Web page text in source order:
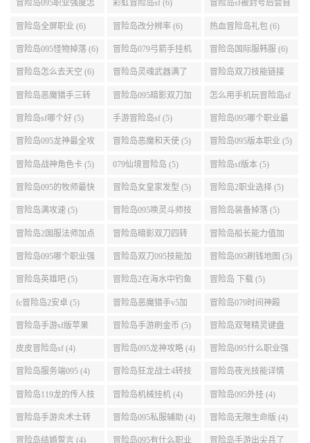
冒险岛095职业强度怎
么选 (6)
彩虹冒险岛sf (6) 冒险岛sf被封号后会自
动关闭电脑 (6)
冒险岛全屏职业 (6) 冒险岛改分辨率 (6) 热血冒险岛礼包 (6)
冒险岛095怪物掉落 (6) 冒险岛079弓箭手挂机
升级的地方 (6)
冒险岛国际服韩服 (6)
冒险岛怎么去天空 (6) 冒险岛灵魂武器满了
(6)
冒险岛双刀技能链接
(5)
冒险岛恶魔猎手三转
技能加点顺序 (5)
冒险岛095暗影双刀加
点 (5)
怎么用手机玩冒险岛sf
(5)
冒险岛sf哪个好 (5) 手游冒险岛sf (5) 冒险岛095哪个职业最
好 (5)
冒险岛095龙神最全攻
略 (5)
冒险岛恶魔和天使 (5) 冒险岛095版本职业 (5)
冒险岛战神角色卡 (5) 079仙境冒险岛 (5) 冒险岛sf版本 (5)
冒险岛095的牧师最快
升级路线 (5)
冒险岛女皇家发型 (5) 冒险岛2职业选择 (5)
冒险岛满攻速 (5) 冒险岛095唤灵斗师技
能介绍 (5)
冒险岛装备掉落 (5)
冒险岛2国服法师加点
(5)
冒险岛暗影双刀四转
任务 (5)
冒险岛船长能力值加
点 (5)
冒险岛095哪个职业强
势 (5)
冒险岛双刀095技能加
点 (5)
冒险岛095刷钱地图 (5)
冒险岛英雄吧 (5) 冒险岛2在海水中钓鱼
(5)
冒险岛 下载 (5)
fc冒险岛2安卓 (5) 冒险岛恶魔猎手v5加
点 (5)
冒险岛079时间神殿
999任务 (5)
冒险岛手游sf版苹果
(5)
冒险岛手游刷金币 (5) 冒险岛双弩精灵键盘
设置 (5)
皮皮冒险岛sf (4) 冒险岛095龙神攻略 (4) 冒险岛095什么职业强
(4)
冒险岛服务端095 (4) 冒险岛狂龙战士4转技
能加点 (4)
冒险岛夜光技能详情
(4)
冒险岛119龙的传人技
能加点 (4)
冒险岛机械挂机 (4) 冒险岛095外挂 (4)
冒险岛手游炎术士转
职 (4)
冒险岛095私服辅助 (4) 冒险岛无限生命版 (4)
冒险岛结婚誓言 (4) 冒险岛095有什么职业 冒险岛手游出尖兵了